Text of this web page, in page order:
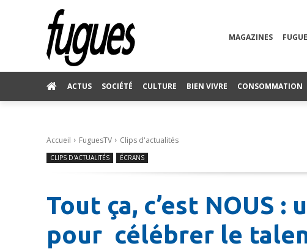
MAGAZINES
ACTUS SOCIÉTÉ CULTURE BIEN VIVRE CONSOMMATION
Accueil FuguesTV Clips d'actualités
CLIPS D'ACTUALITÉS ÉCRANS
Tout ça, c’est NOUS :
pour célébrer le